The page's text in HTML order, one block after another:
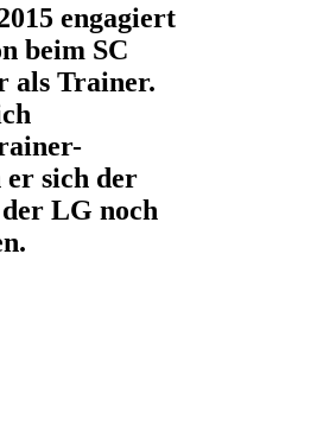
engagiert
beim SC
als Trainer.
er sich der
LG noch